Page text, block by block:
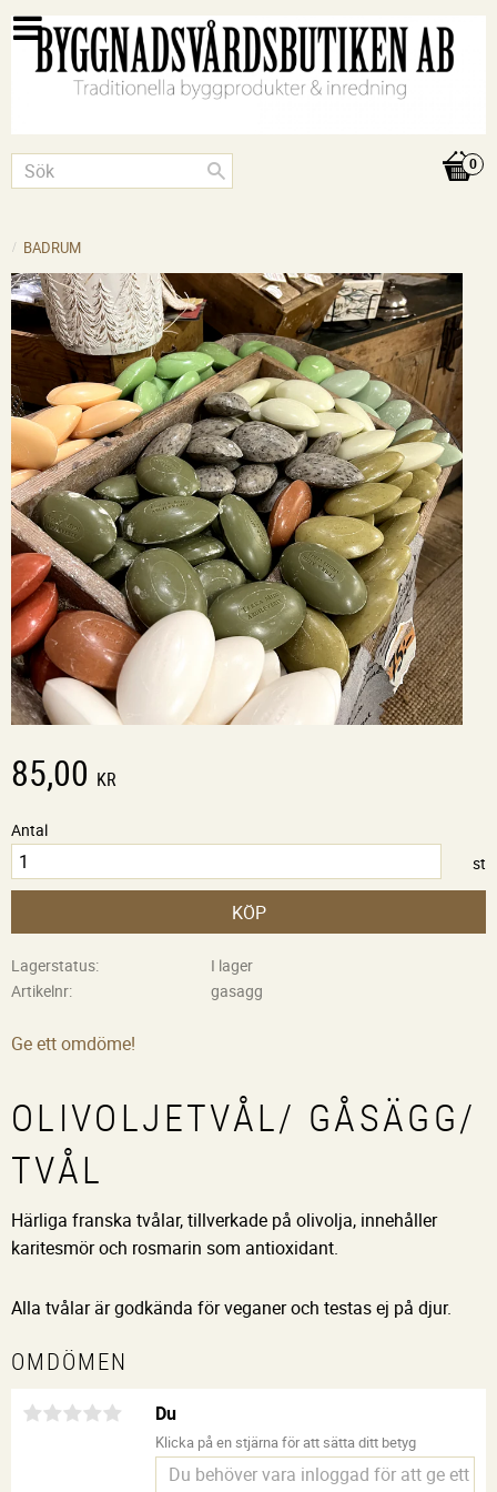
BADRUM
85,00 KR
Antal
st
KÖP
Lagerstatus
I lager
Artikelnr
gasagg
Ge ett omdöme!
OLIVOLJETVÅL/ GÅSÄGG/
TVÅL
Härliga franska tvålar, tillverkade på olivolja, innehåller
karitesmör och rosmarin som antioxidant.
Alla tvålar är godkända för veganer och testas ej på djur.
OMDÖMEN
Du
Klicka på en stjärna för att sätta ditt betyg